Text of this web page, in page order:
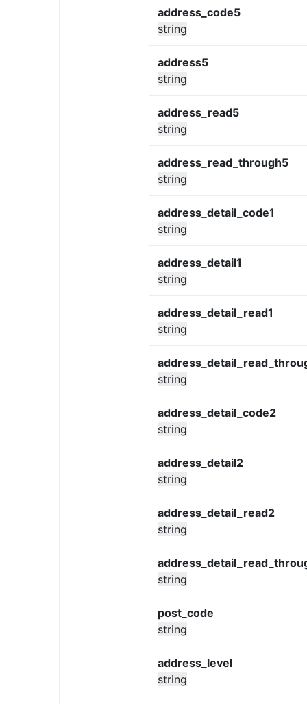
address_code5
string
address5
string
address_read5
string
address_read_through5
string
address_detail_code1
string
address_detail1
string
address_detail_read1
string
string
address_detail_code2
string
address_detail2
string
address_detail_read2
string
string
post_code
string
address_level
string